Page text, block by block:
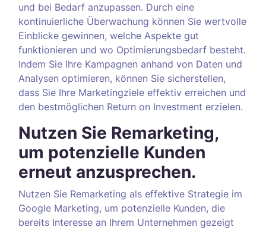
und bei Bedarf anzupassen. Durch eine
kontinuierliche Überwachung können Sie wertvolle
Einblicke gewinnen, welche Aspekte gut
funktionieren und wo Optimierungsbedarf besteht.
Indem Sie Ihre Kampagnen anhand von Daten und
Analysen optimieren, können Sie sicherstellen,
dass Sie Ihre Marketingziele effektiv erreichen und
den bestmöglichen Return on Investment erzielen.
Nutzen Sie Remarketing,
um potenzielle Kunden
erneut anzusprechen.
Nutzen Sie Remarketing als effektive Strategie im
Google Marketing, um potenzielle Kunden, die
bereits Interesse an Ihrem Unternehmen gezeigt